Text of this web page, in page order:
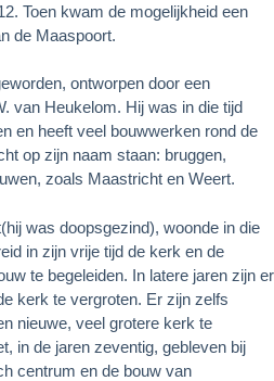
Toen kwam de mogelijkheid een
de Maaspoort.
ontworpen door een
van Heukelom. Hij was in die tijd
en heeft veel bouwwerken rond de
op zijn naam staan: bruggen,
zoals Maastricht en Weert.
was doopsgezind), woonde in die
in zijn vrije tijd de kerk en de
te begeleiden. In latere jaren zijn er
kerk te vergroten. Er zijn zelfs
nieuwe, veel grotere kerk te
in de jaren zeventig, gebleven bij
centrum en de bouw van